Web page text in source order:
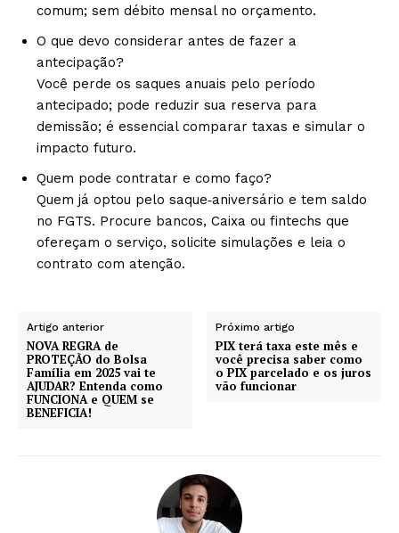
comum; sem débito mensal no orçamento.
O que devo considerar antes de fazer a
antecipação?
Você perde os saques anuais pelo período
antecipado; pode reduzir sua reserva para
demissão; é essencial comparar taxas e simular o
impacto futuro.
Quem pode contratar e como faço?
Quem já optou pelo saque‑aniversário e tem saldo
no FGTS. Procure bancos, Caixa ou fintechs que
ofereçam o serviço, solicite simulações e leia o
contrato com atenção.
Artigo anterior
NOVA REGRA de
PROTEÇÃO do Bolsa
Família em 2025 vai te
AJUDAR? Entenda como
FUNCIONA e QUEM se
BENEFICIA!
Próximo artigo
PIX terá taxa este mês e
você precisa saber como
o PIX parcelado e os juros
vão funcionar